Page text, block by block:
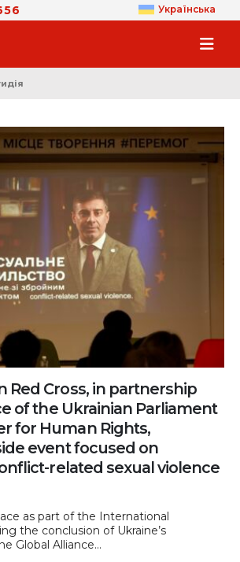
Українська
Red Cross, in partnership
of the Ukrainian Parliament
for Human Rights,
event focused on
related sexual violence
as part of the International
the conclusion of Ukraine’s
Global Alliance...